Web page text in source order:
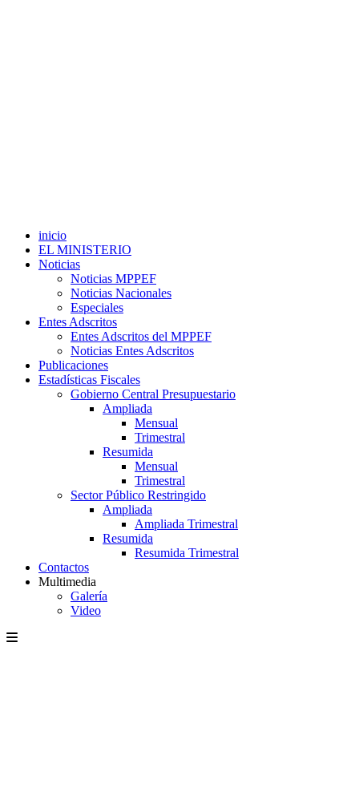
inicio
EL MINISTERIO
Noticias
Noticias MPPEF
Noticias Nacionales
Especiales
Entes Adscritos
Entes Adscritos del MPPEF
Noticias Entes Adscritos
Publicaciones
Estadísticas Fiscales
Gobierno Central Presupuestario
Ampliada
Mensual
Trimestral
Resumida
Mensual
Trimestral
Sector Público Restringido
Ampliada
Ampliada Trimestral
Resumida
Resumida Trimestral
Contactos
Multimedia
Galería
Video